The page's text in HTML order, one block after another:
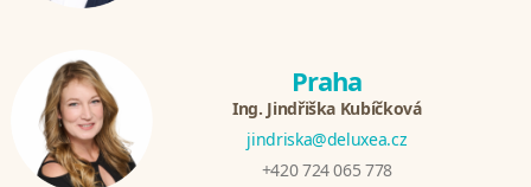
Praha
Ing. Jindřiška Kubíčková
jindriska@deluxea.cz
+420 724 065 778